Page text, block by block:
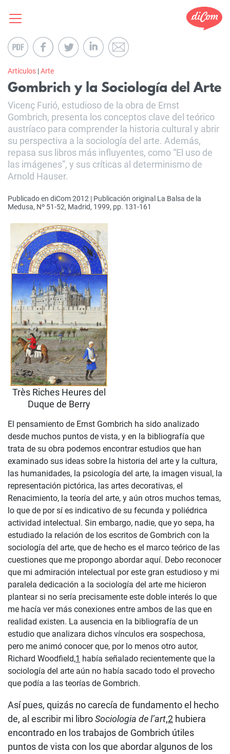
Artículos |Arte
Gombrich y la Sociología del Arte
Vicenç Furió, estudioso de la obra de Ernst
Gombrich, presenta los conceptos clave del teórico
austríaco para comprender la historia cultural y abrir
su perspectiva a la sociología del arte. Además,
repasa sus libros más influyentes, como “El uso de
las imágenes”, y sus críticas al determinismo de
Arnold Hauser.
Publicado en diCom 2012 | Publicación original La Balsa de la
Medusa, Nº 51-52, Madrid, 1999, pp. 131-161
Très Riches Heures del
Duque de Berry
El pensamiento de Ernst Gombrich ha sido analizado
desde muchos puntos de vista, y en la bibliografía que
trata de su obra podemos encontrar estudios que han
examinado sus ideas sobre la historia del arte y la cultura,
las humanidades, la psicología del arte, la imagen visual, la
representación pictórica, las artes decorativas, el
Renacimiento, la teoría del arte, y aún otros muchos temas,
lo que de por sí es indicativo de su fecunda y poliédrica
actividad intelectual. Sin embargo, nadie, que yo sepa, ha
estudiado la relación de los escritos de Gombrich con la
sociología del arte, que de hecho es el marco teórico de las
cuestiones que me propongo abordar aquí. Debo reconocer
que mi admiración intelectual por este gran estudioso y mi
paralela dedicación a la sociología del arte me hicieron
plantear si no sería precisamente este doble interés lo que
me hacía ver más conexiones entre ambos de las que en
realidad existen. La ausencia en la bibliografía de un
estudio que analizara dichos vínculos era sospechosa,
pero me animó conocer que, por lo menos otro autor,
Richard Woodfield,1 había señalado recientemente que la
sociología del arte aún no había sacado todo el provecho
que podía a las teorías de Gombrich.
Así pues, quizás no carecía de fundamento el hecho
de, al escribir mi libroSociologia de l’art,2 hubiera
encontrado en los trabajos de Gombrich útiles
puntos de vista con los que abordar algunos de los